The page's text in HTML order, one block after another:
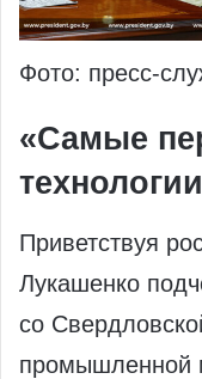
Фото: пресс-
«Самые
Приветствуя
Лукашенко
со
промышленной